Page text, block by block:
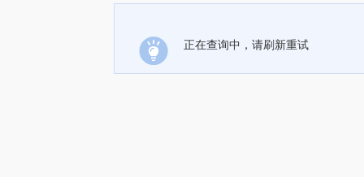
正在查询中，请刷新重试